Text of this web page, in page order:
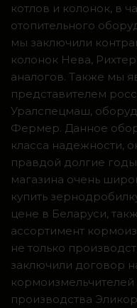
котлов и колонок, в
отопительного
мы заключили
колонок Нева,
аналогов. Также мы
представителем
Уралспецмаш,
Фермер. Данное
класса надежности,
правдой долгие
магазина очень
купить
цене в Беларуси,
ассортимент
не только
заключили договор
производства